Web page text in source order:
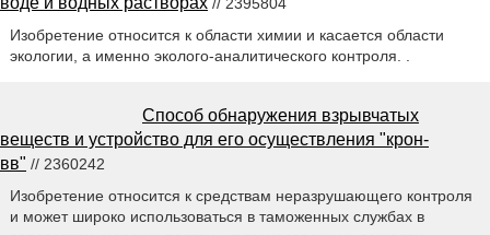
// 2395804
Изобретение относится к области химии и касается области
экологии, а именно эколого-аналитического контроля. .
Способ обнаружения взрывчатых
веществ и устройство для его осуществления "крон-
вв" // 2360242
Изобретение относится к средствам неразрушающего контроля
и может широко использоваться в таможенных службах в